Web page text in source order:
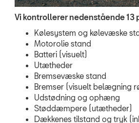
Vi kontrollerer nedenstående 13
Kølesystem og kølevæske
Motorolie stand
Batteri (visuelt)
Utætheder
Bremsevæske stand
Bremser (visuelt belægning
Udstødning og ophæng
Støddæmpere (utætheder)
Dækkenes tilstand og tryk